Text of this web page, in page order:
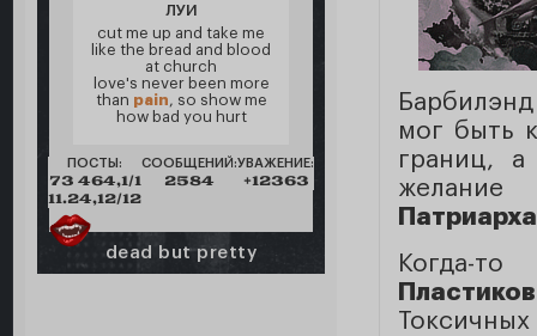
ЛУИ
cut me up and take me
like the bread and blood
at church
love's never been more
than pain, so show me
how bad you hurt
ПОСТЫ:
73 464,1/1
11.24,12/12
СООБЩЕНИЙ:
2584
УВАЖЕНИЕ:
+12363
dead but pretty
мог быть
границ, а
Когда-